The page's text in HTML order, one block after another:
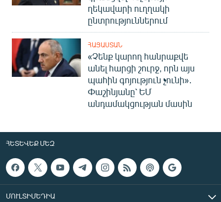
ղեկավարի ուղղակի
ընտրություններում
ՀԱՅԱՍՏԱՆ
«Չենք կարող հանրաքվե
անել հարցի շուրջ, որն այս
պահին գոյություն չունի»․
Փաշինյանը՝ ԵՄ
անդամակցության մասին
ՀԵՏԵՎԵՔ ՄԵԶ
ՄՈՒԼՏԻՄԵԴԻԱ